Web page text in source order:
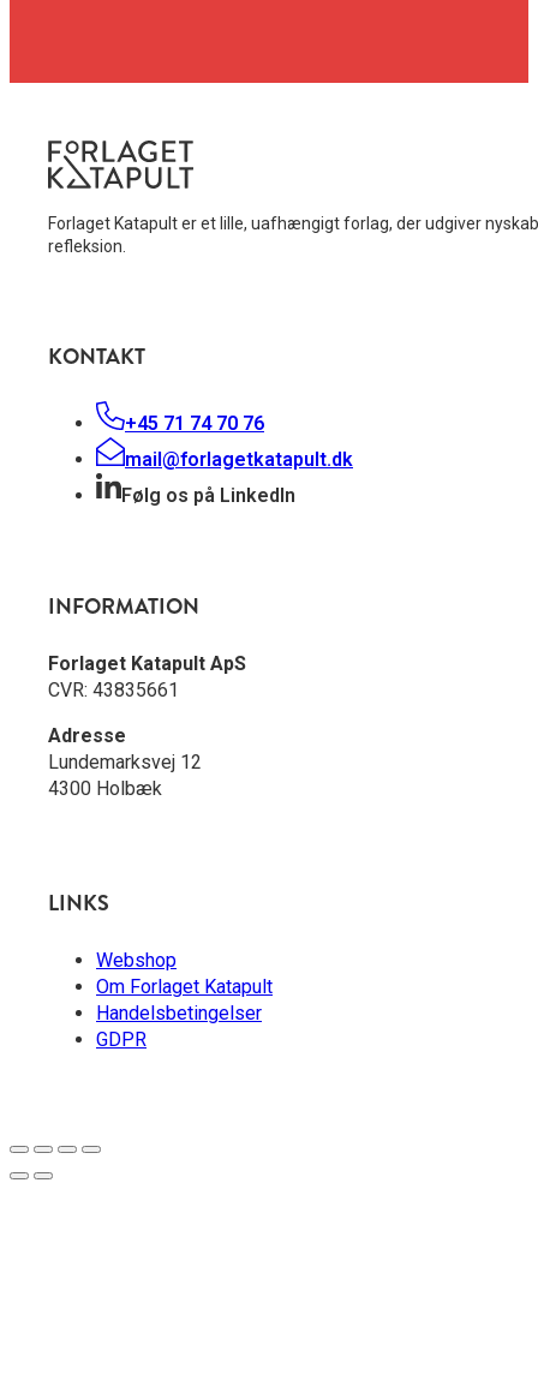
Forlaget Katapult er et lille, uafhængigt forlag, der udgiver
refleksion.
KONTAKT
+45 71 74 70 76
mail@forlagetkatapult.dk
Følg os på LinkedIn
INFORMATION
Forlaget Katapult ApS
CVR: 43835661
Adresse
Lundemarksvej 12
4300 Holbæk
LINKS
Webshop
Om Forlaget Katapult
Handelsbetingelser
GDPR